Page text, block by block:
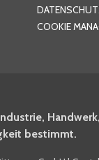
COOKIE
bestimmt.